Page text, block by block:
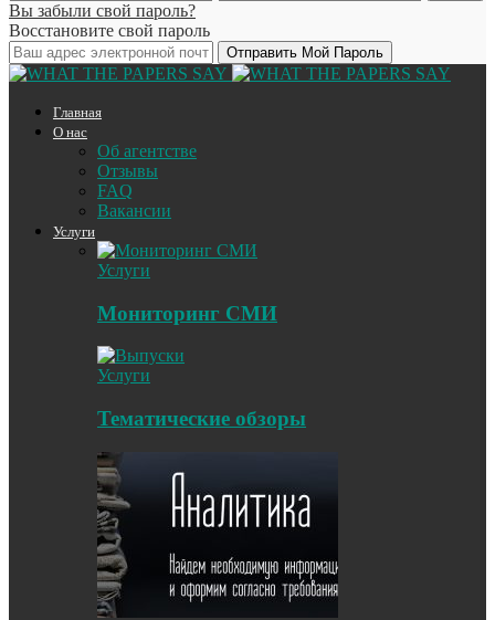
Вы забыли свой пароль?
Восстановите свой пароль
Главная
О нас
Об агентстве
Отзывы
FAQ
Вакансии
Услуги
Услуги
Мониторинг СМИ
Услуги
Тематические обзоры